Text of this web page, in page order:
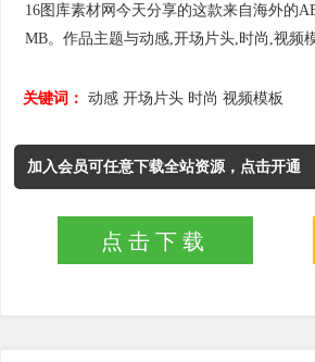
16图库素材网今天分享的这款来自海外的
MB。作品主题与动感,开场片头,时尚,视频
关键词： 动感 开场片头 时尚 视频模板
加入会员可任意下载全站资源，点击开通
点击下载